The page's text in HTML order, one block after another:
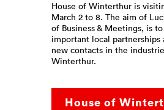
House of Winterthur is
March 2 to 8. The aim of
of Business & Meetings, is
important local partnerships
new contacts in the
Winterthur.
House of